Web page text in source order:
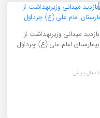
بازدید میدانی وزیربهداشت از
بیمارستان امام علی (ع) چرداول
1 سال پیش